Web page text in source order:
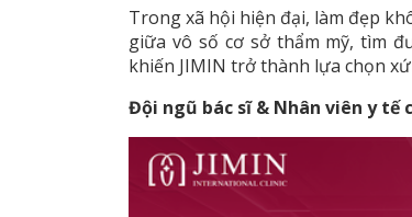
Trong xã hội hiện đại, làm đẹp
giữa vô số cơ sở thẩm mỹ, tìm
khiến JIMIN trở thành lựa chọn
Đội ngũ bác sĩ & Nhân viên y tế